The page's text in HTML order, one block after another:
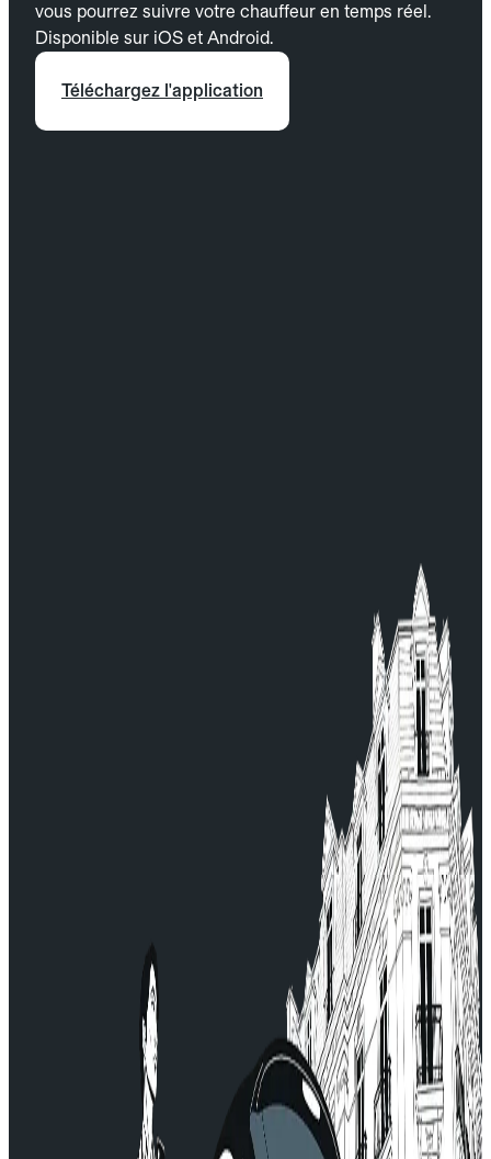
vous pourrez suivre votre chauffeur en temps réel.
Disponible sur iOS et Android.
Téléchargez l'application